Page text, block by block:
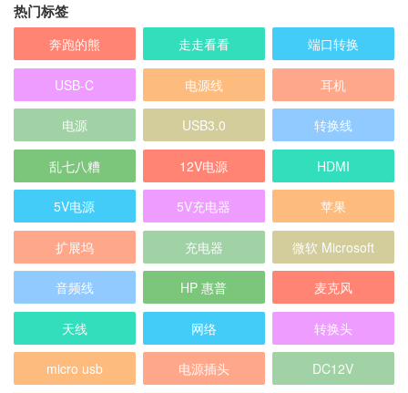
热门标签
奔跑的熊 走走看看 端口转换
USB-C 电源线 耳机
电源 USB3.0 转换线
乱七八糟 12V电源 HDMI
5V电源 5V充电器 苹果
扩展坞 充电器 微软 Microsoft
音频线 HP 惠普 麦克风
天线 网络 转换头
micro usb 电源插头 DC12V